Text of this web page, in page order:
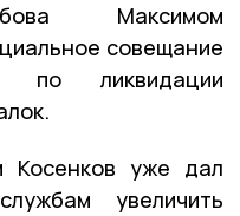
Максимом
совещание
ликвидации
Косенков уже дал
увеличить